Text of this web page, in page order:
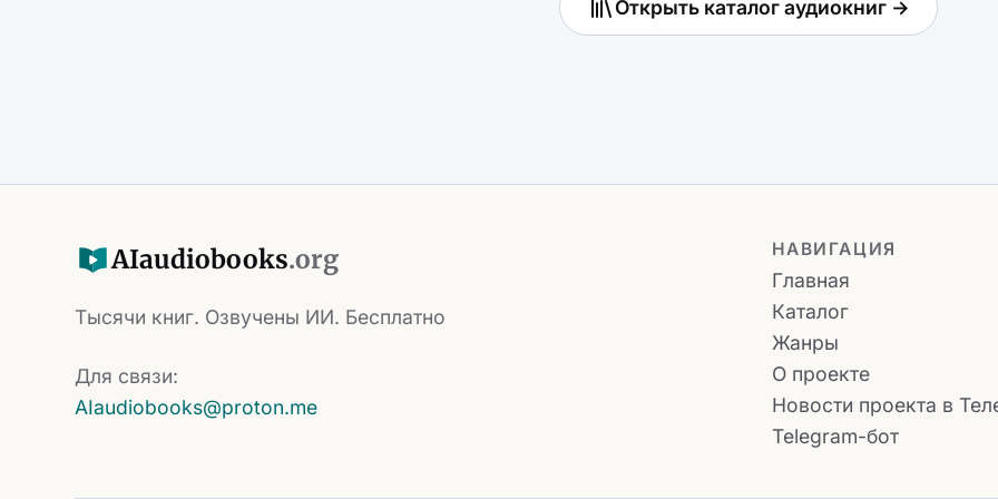
Открыть каталог аудиокниг →
AIaudiobooks.org
Тысячи книг. Озвучены ИИ. Бесплатно
Для связи:
AIaudiobooks@proton.me
НАВИГАЦИЯ
Главная
Каталог
Жанры
О проекте
Новости проекта в
Telegram-бот